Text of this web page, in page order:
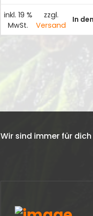
34,99 €
inkl. 19 %
MwSt.
zzgl.
Versand
In
Wir sind immer für